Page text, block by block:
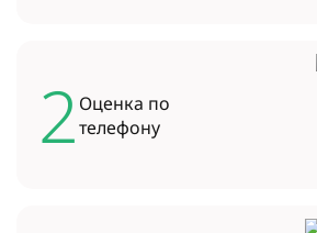
2 Оценка по
телефону